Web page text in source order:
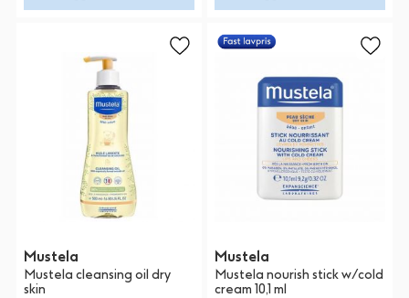
Mustela
Mustela cleansing oil dry
skin
Mustela
Mustela nourish stick w/cold
cream 10,1 ml